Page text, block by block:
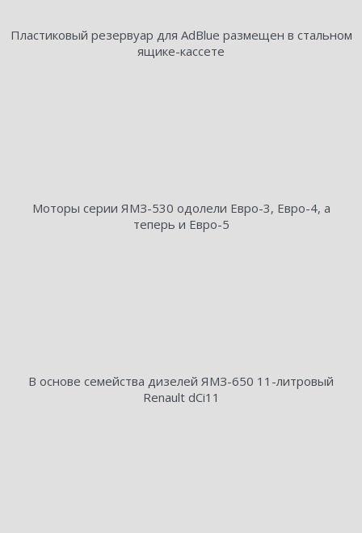
Пластиковый резервуар для AdBlue размещен в стальном
ящике-кассете
Моторы серии ЯМЗ-530 одолели Евро-3, Евро-4, а
теперь и Евро-5
В основе семейства дизелей ЯМЗ-650 11-литровый
Renault dCi11